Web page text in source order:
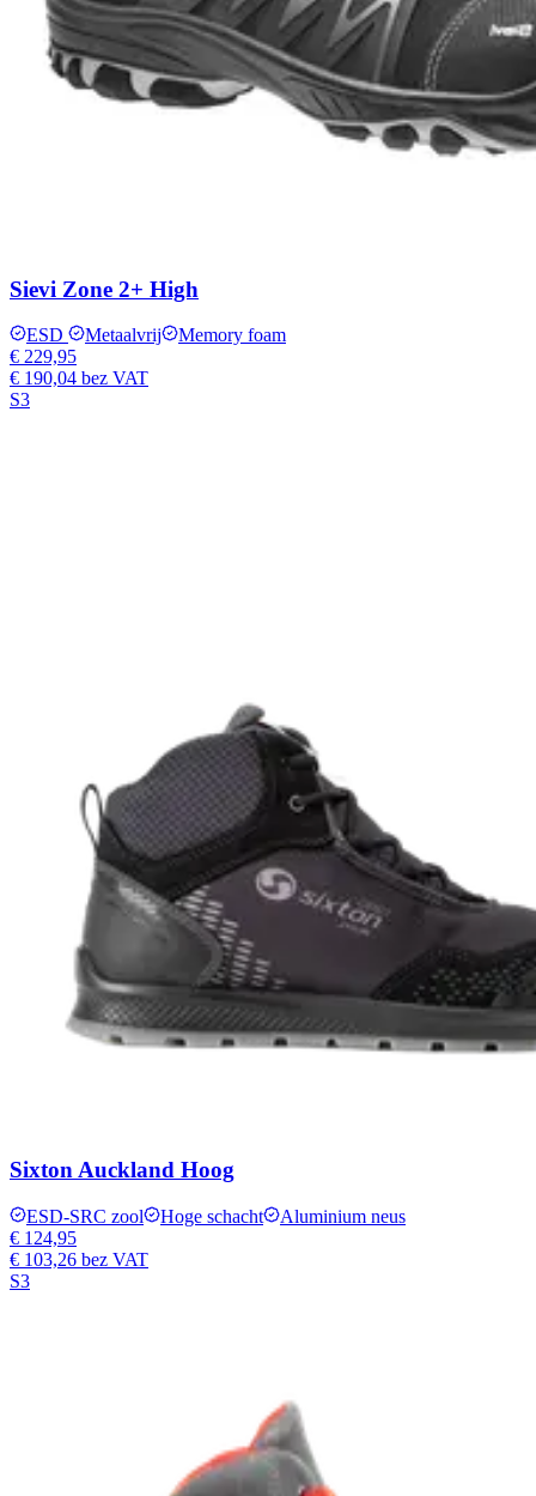
Sievi Zone 2+ High
ESD Metaalvrij
Memory foam
€ 229,95
€ 190,04 bez VAT
S3
Sixton Auckland Hoog
ESD-SRC zool Hoge schacht
Aluminium neus
€ 124,95
€ 103,26 bez VAT
S3